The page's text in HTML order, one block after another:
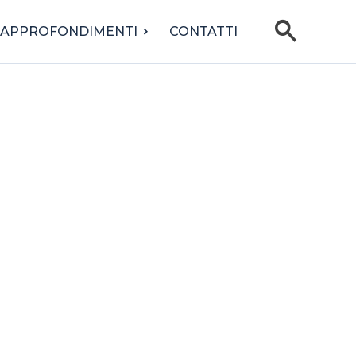
APPROFONDIMENTI CONTATTI search